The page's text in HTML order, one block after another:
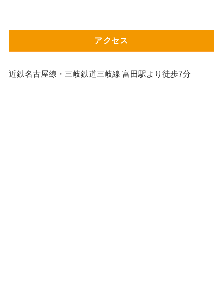
アクセス
近鉄名古屋線・三岐鉄道三岐線 富田駅より徒歩7分